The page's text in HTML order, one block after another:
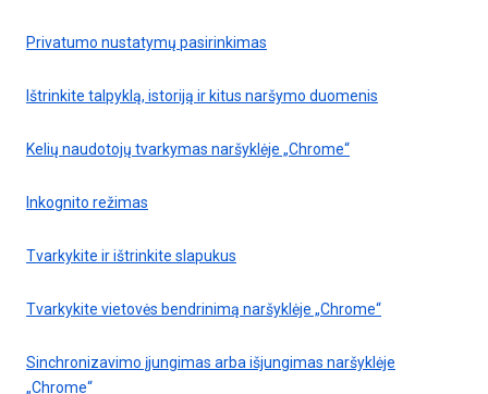
Privatumo nustatymų pasirinkimas
Ištrinkite talpyklą, istoriją ir kitus naršymo duomenis
Kelių naudotojų tvarkymas naršyklėje „Chrome“
Inkognito režimas
Tvarkykite ir ištrinkite slapukus
Tvarkykite vietovės bendrinimą naršyklėje „Chrome“
Sinchronizavimo įjungimas arba išjungimas naršyklėje
„Chrome“